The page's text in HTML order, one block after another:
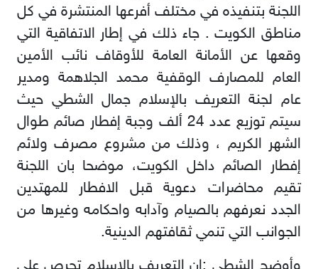
اللجنة بتنفيذه في مختلف أفرعها المنتشرة في كل
مناطق الكويت . جاء ذلك في إطار الاتفاقية التي
وقعها عن الأمانة العامة للأوقاف نائب الأمين
العام للمصارف الوقفية محمد الجلاهمة ومدير
عام لجنة التعريف بالإسلام جمال الشطي حيث
سيتم توزيع عدد 24 ألف وجبة إفطار صائم طوال
الشهر الكريم ، وذلك من مشروع مصرف ولائم
إفطار الصائم داخل الكويت، موضحا بان اللجنة
تقيم محاضرات دعوية قبل الافطار للمهتدين
الجدد نعرفهم بالصيام وآدابه واحكامه وغيرها من
الجوانب التي تنمي ثقافتهم الدينية.